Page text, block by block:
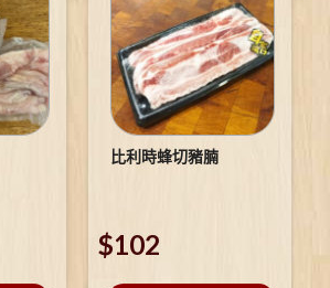
比利時蜂切豬腩
$102